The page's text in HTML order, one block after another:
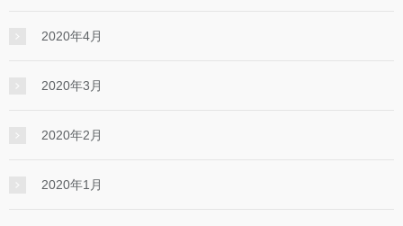
2020年4月
2020年3月
2020年2月
2020年1月